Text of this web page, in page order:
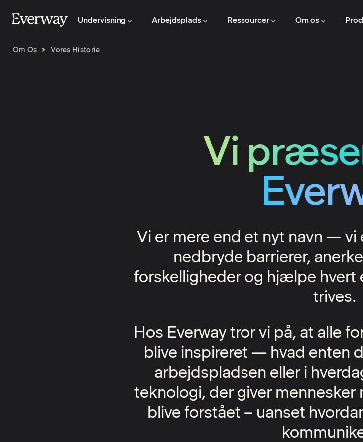
Undervisning Arbejdsplads Ressourcer Om os
Om Os Vores Historie
Vi
Vi er mere end et nyt navn —
nedbryde barrierer,
forskelligheder og hjælpe hvert
trives.
Hos Everway tror vi på, at alle
blive inspireret — hvad enten
arbejdspladsen eller i
teknologi, der giver
blive forstået – uanset